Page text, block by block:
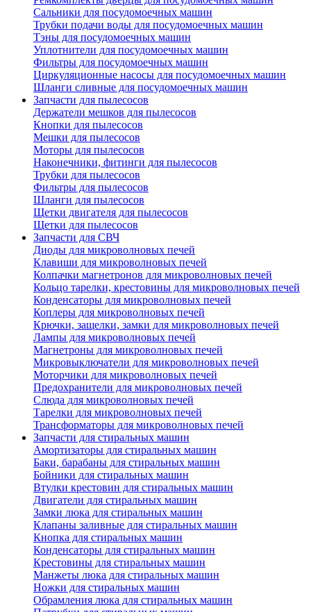
Сальники для посудомоечных машин
Трубки подачи воды для посудомоечных машин
Тэны для посудомоечных машин
Уплотнители для посудомоечных машин
Фильтры для посудомоечных машин
Циркуляционные насосы для посудомоечных машин
Шланги сливные для посудомоечных машин
Запчасти для пылесосов
Держатели мешков для пылесосов
Кнопки для пылесосов
Мешки для пылесосов
Моторы для пылесосов
Наконечники, фитинги для пылесосов
Трубки для пылесосов
Фильтры для пылесосов
Шланги для пылесосов
Щетки двигателя для пылесосов
Щетки для пылесосов
Запчасти для СВЧ
Диоды для микроволновых печей
Клавиши для микроволновых печей
Колпачки магнетронов для микроволновых печей
Кольцо тарелки, крестовины для микроволновых печей
Конденсаторы для микроволновых печей
Коплеры для микроволновых печей
Крючки, защелки, замки для микроволновых печей
Лампы для микроволновых печей
Магнетроны для микроволновых печей
Микровыключатели для микроволновых печей
Моторчики для микроволновых печей
Предохранители для микроволновых печей
Слюда для микроволновых печей
Тарелки для микроволновых печей
Трансформаторы для микроволновых печей
Запчасти для стиральных машин
Амортизаторы для стиральных машин
Баки, барабаны для стиральных машин
Бойники для стиральных машин
Втулки крестовин для стиральных машин
Двигатели для стиральных машин
Замки люка для стиральных машин
Клапаны заливные для стиральных машин
Кнопка для стиральных машин
Конденсаторы для стиральных машин
Крестовины для стиральных машин
Манжеты люка для стиральных машин
Ножки для стиральных машин
Обрамления люка для стиральных машин